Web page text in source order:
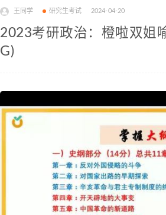
王同学 研究生考试 2024-04-20
2023考研政治：橙啦双姐
G)